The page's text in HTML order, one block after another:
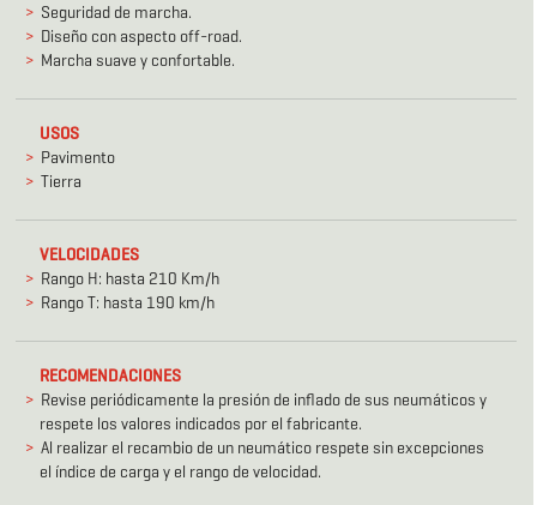
Seguridad de marcha.
Diseño con aspecto off-road.
Marcha suave y confortable.
USOS
Pavimento
Tierra
VELOCIDADES
Rango H: hasta 210 Km/h
Rango T: hasta 190 km/h
RECOMENDACIONES
Revise periódicamente la presión de inflado de sus neumáticos y
respete los valores indicados por el fabricante.
Al realizar el recambio de un neumático respete sin excepciones
el índice de carga y el rango de velocidad.